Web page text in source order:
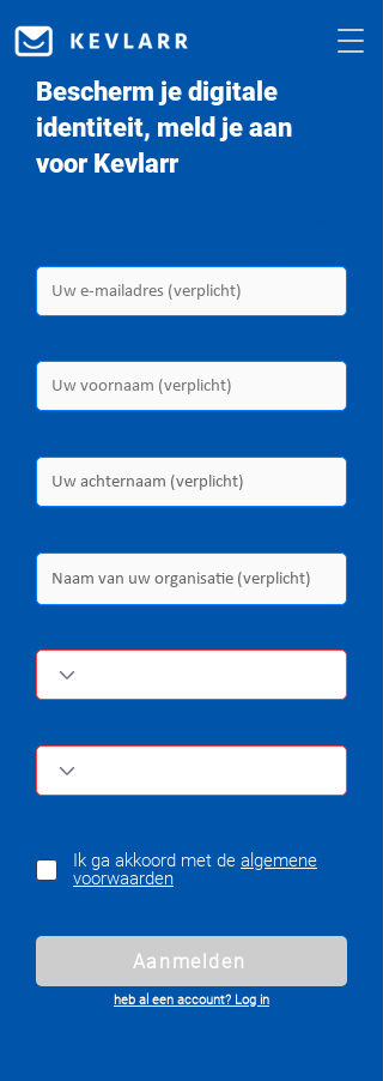
Bescherm je digitale
identiteit, meld je aan
voor Kevlarr
page. All fields are required.
Ik ga akkoord met de algemene
voorwaarden
Aanmelden
heb al een account? Log in